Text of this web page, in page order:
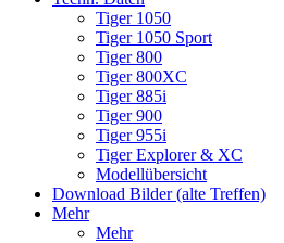
Tiger 1050
Tiger 1050 Sport
Tiger 800
Tiger 800XC
Tiger 885i
Tiger 900
Tiger 955i
Tiger Explorer & XC
Modellübersicht
Download Bilder (alte Treffen)
Mehr
Mehr